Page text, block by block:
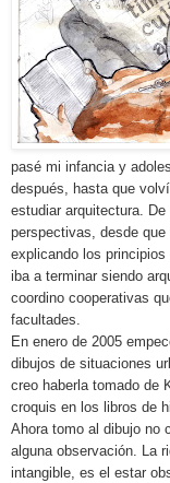
pasé mi infancia y
después, hasta que
estudiar arquitectura.
perspectivas, desde
explicando los
iba a terminar siendo
coordino cooperativas
facultades.
En enero de 2005
dibujos de situaciones
creo haberla tomado de
croquis en los libros de
Ahora tomo al dibujo no
alguna observación. La
intangible, es el estar